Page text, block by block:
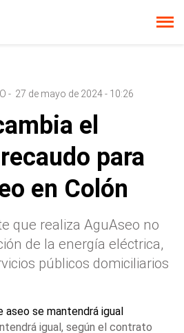
- 27 de mayo de 2024 - 10:26
el
para
en Colón
que realiza AguAseo no
de la energía eléctrica,
públicos domiciliarios
igual, según el contrato